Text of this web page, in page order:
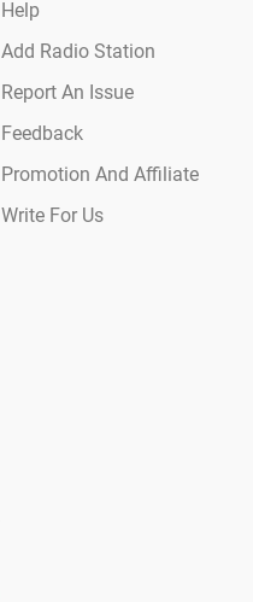
Help
Add Radio Station
Report An Issue
Feedback
Promotion And Affiliate
Write For Us